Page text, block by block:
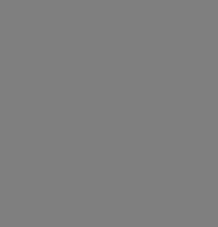
Orelie